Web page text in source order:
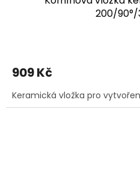
200/
909 Kč
Keramická vložka pro